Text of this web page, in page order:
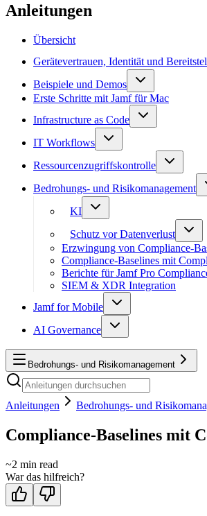
Anleitungen
Übersicht
Gerätevertrauen, Identität und
Beispiele und Demos
Erste Schritte mit Jamf für Mac
Infrastructure as Code
IT Workflows
Ressourcenzugriffskontrolle
Bedrohungs- und Risikomanagement
KI
Schutz vor Datenverlust
Erzwingung von Compliance-
Compliance-Baselines mit
Berichte für Jamf Pro
SIEM & XDR Integration
Jamf for Mobile
AI Governance
Bedrohungs- und Risikomanagement
Anleitungen Bedrohungs- und
Compliance-Baselines mit
~2 min read
War das hilfreich?